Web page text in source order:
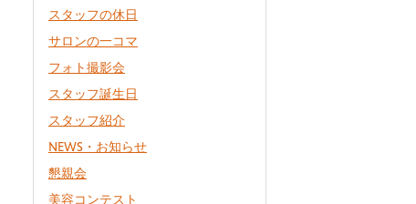
スタッフの休日
サロンの一コマ
フォト撮影会
スタッフ誕生日
スタッフ紹介
NEWS・お知らせ
懇親会
美容コンテスト